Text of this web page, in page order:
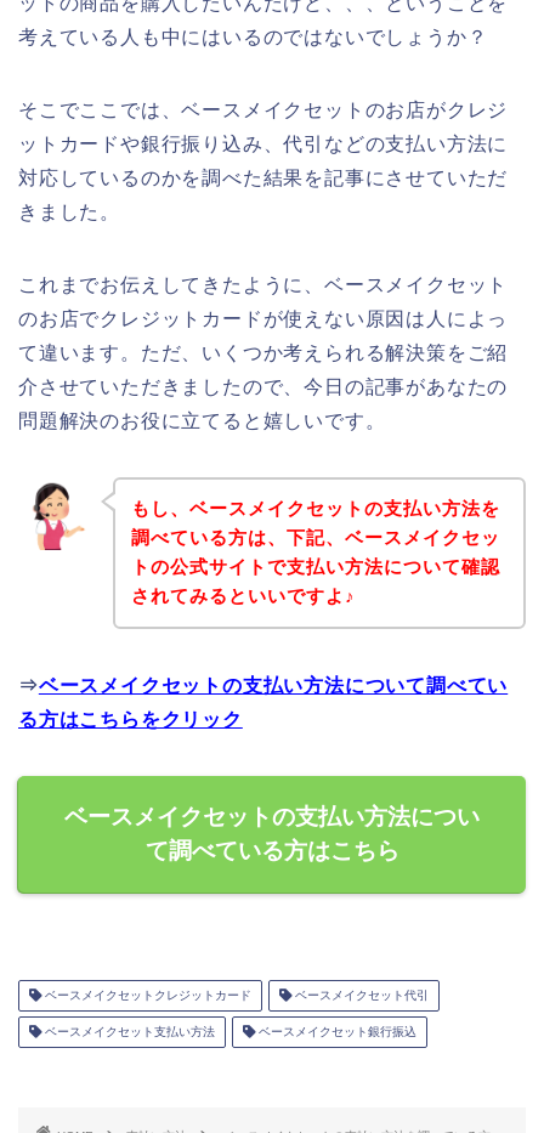
考えている人も中にはいるのではないでしょうか？
そこでここでは、ベースメイクセットのお店がクレジ
ットカードや銀行振り込み、代引などの支払い方法に
対応しているのかを調べた結果を記事にさせていただ
きました。
これまでお伝えしてきたように、ベースメイクセット
のお店でクレジットカードが使えない原因は人によっ
て違います。ただ、いくつか考えられる解決策をご紹
介させていただきましたので、今日の記事があなたの
問題解決のお役に立てると嬉しいです。
もし、ベースメイクセットの支払い方法を
調べている方は、下記、ベースメイクセッ
トの公式サイトで支払い方法について確認
されてみるといいですよ♪
⇒ベースメイクセットの支払い方法について調べてい
る方はこちらをクリック
ベースメイクセットの支払い方法につい
て調べている方はこちら
ベースメイクセットクレジットカード ベースメイクセット代引
ベースメイクセット支払い方法 ベースメイクセット銀行振込